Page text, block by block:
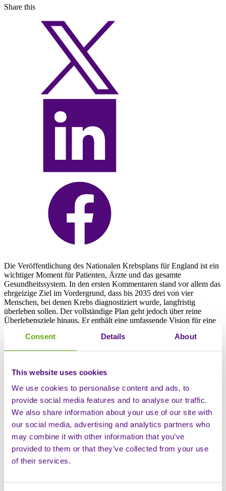
Consent Details About
This website uses cookies
We use cookies to personalise content and ads, to
provide social media features and to analyse our traffic.
We also share information about your use of our site with
our social media, advertising and analytics partners who
may combine it with other information that you’ve
provided to them or that they’ve collected from your use
of their services.
Share this
Die Veröffentlichung des Nationalen Krebsplans für England ist ein
wichtiger Moment für Patienten, Ärzte und das gesamte
Gesundheitssystem. In den ersten Kommentaren stand vor allem das
ehrgeizige Ziel im Vordergrund, dass bis 2035 drei von vier
Menschen, bei denen Krebs diagnostiziert wurde, langfristig
überleben sollen. Der vollständige Plan geht jedoch über reine
Überlebensziele hinaus. Er enthält eine umfassende Vision für eine
von Ungleichheiten und eine bessere Unterstützung für Menschen,
sowohl des Umfangs dieses Ziels als auch der Realität bewusst, mit
der Krebsbehandlungen heute konfrontiert sind. Die Umsetzung
dieses Plans erfordert mehr als nur politische Absichten. Sie hängt
davon ab, wie die Versorgung erfolgt, wo sie stattfindet und wie die
verschiedenen Teile des Systems zusammenarbeiten.
Die Versorgung näher an die Patienten
bringen
und Erfahrungen zwischen Regionen und Gemeinden zu verringern.